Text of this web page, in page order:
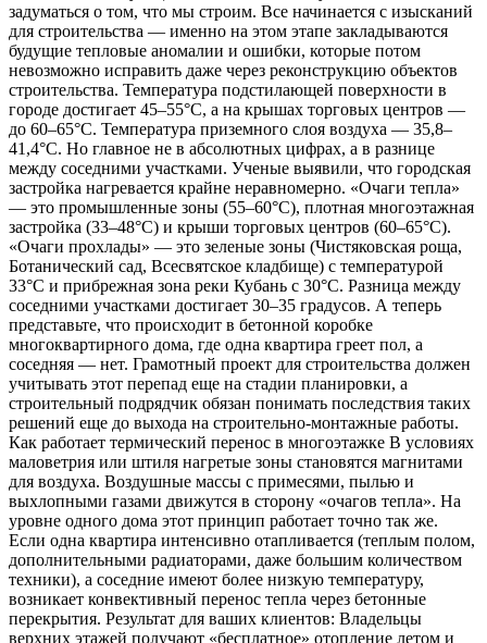
задуматься о том, что мы строим. Все начинается с изысканий
для строительства — именно на этом этапе закладываются
будущие тепловые аномалии и ошибки, которые потом
невозможно исправить даже через реконструкцию объектов
строительства. Температура подстилающей поверхности в
городе достигает 45–55°C, а на крышах торговых центров —
до 60–65°C. Температура приземного слоя воздуха — 35,8–
41,4°C. Но главное не в абсолютных цифрах, а в разнице
между соседними участками. Ученые выявили, что городская
застройка нагревается крайне неравномерно. «Очаги тепла»
— это промышленные зоны (55–60°C), плотная многоэтажная
застройка (33–48°C) и крыши торговых центров (60–65°C).
«Очаги прохлады» — это зеленые зоны (Чистяковская роща,
Ботанический сад, Всесвятское кладбище) с температурой
33°C и прибрежная зона реки Кубань с 30°C. Разница между
соседними участками достигает 30–35 градусов. А теперь
представьте, что происходит в бетонной коробке
многоквартирного дома, где одна квартира греет пол, а
соседняя — нет. Грамотный проект для строительства должен
учитывать этот перепад еще на стадии планировки, а
строительный подрядчик обязан понимать последствия таких
решений еще до выхода на строительно-монтажные работы.
Как работает термический перенос в многоэтажке В условиях
маловетрия или штиля нагретые зоны становятся магнитами
для воздуха. Воздушные массы с примесями, пылью и
выхлопными газами движутся в сторону «очагов тепла». На
уровне одного дома этот принцип работает точно так же.
Если одна квартира интенсивно отапливается (теплым полом,
дополнительными радиаторами, даже большим количеством
техники), а соседние имеют более низкую температуру,
возникает конвективный перенос тепла через бетонные
перекрытия. Результат для ваших клиентов: Владельцы
верхних этажей получают «бесплатное» отопление летом и